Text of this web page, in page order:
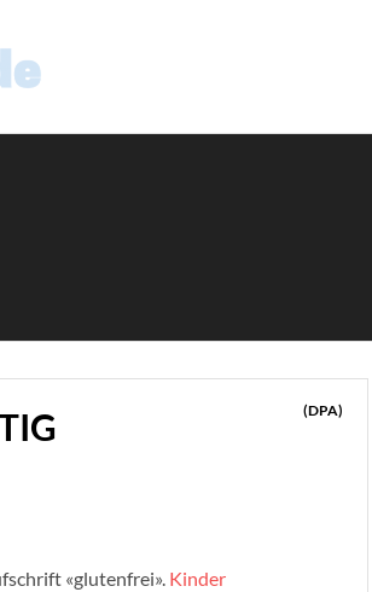
(DPA)
«glutenfrei». Kinder